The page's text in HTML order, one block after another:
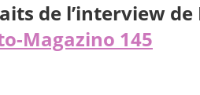
de l’interview
Magazino 145